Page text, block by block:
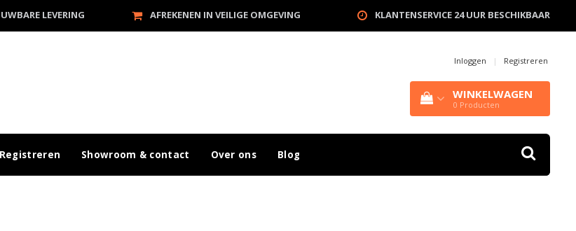
LEVERING AFREKENEN IN VEILIGE OMGEVING KLANTENSERVICE 24 UUR BESCHIKBAAR
Inloggen | Registreren
WINKELWAGEN
0 Producten
Showroom & contact Over ons Blog